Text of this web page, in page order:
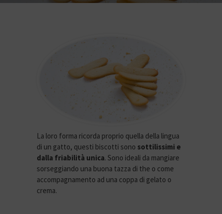
La loro forma ricorda proprio quella della lingua
di un gatto, questi biscotti sono sottilissimi e
dalla friabilità unica. Sono ideali da mangiare
sorseggiando una buona tazza di the o come
accompagnamento ad una coppa di gelato o
crema.